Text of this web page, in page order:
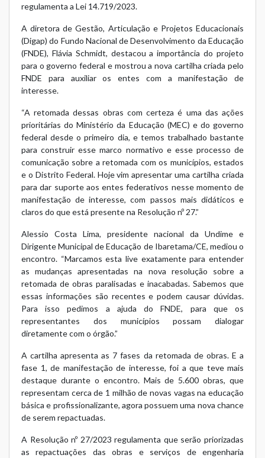
regulamenta a Lei 14.719/2023.
A diretora de Gestão, Articulação e Projetos Educacionais
(Digap) do Fundo Nacional de Desenvolvimento da Educação
(FNDE), Flávia Schmidt, destacou a importância do projeto
para o governo federal e mostrou a nova cartilha criada pelo
FNDE para auxiliar os entes com a manifestação de
interesse.
“A retomada dessas obras com certeza é uma das ações
prioritárias do Ministério da Educação (MEC) e do governo
federal desde o primeiro dia, e temos trabalhado bastante
para construir esse marco normativo e esse processo de
comunicação sobre a retomada com os municípios, estados
e o Distrito Federal. Hoje vim apresentar uma cartilha criada
para dar suporte aos entes federativos nesse momento de
manifestação de interesse, com passos mais didáticos e
claros do que está presente na Resolução nº 27.”
Alessio Costa Lima, presidente nacional da Undime e
Dirigente Municipal de Educação de Ibaretama/CE, mediou o
encontro. “Marcamos esta live exatamente para entender
as mudanças apresentadas na nova resolução sobre a
retomada de obras paralisadas e inacabadas. Sabemos que
essas informações são recentes e podem causar dúvidas.
Para isso pedimos a ajuda do FNDE, para que os
representantes dos municípios possam dialogar
diretamente com o órgão.”
A cartilha apresenta as 7 fases da retomada de obras. E a
fase 1, de manifestação de interesse, foi a que teve mais
destaque durante o encontro. Mais de 5.600 obras, que
representam cerca de 1 milhão de novas vagas na educação
básica e profissionalizante, agora possuem uma nova chance
de serem repactuadas.
A Resolução nº 27/2023 regulamenta que serão priorizadas
as repactuações das obras e serviços de engenharia